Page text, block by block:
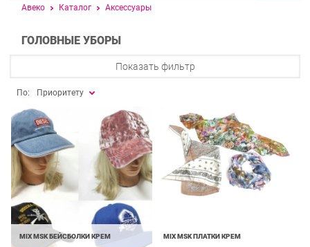
Авеко Каталог Аксессуары
ГОЛОВНЫЕ УБОРЫ
Показать фильтр
По: Приоритету
MIX MSK БЕЙСБОЛКИ КРЕМ MIX MSK ПЛАТКИ КРЕМ